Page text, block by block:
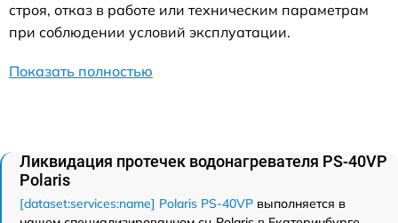
строя, отказ в работе или техническим параметрам
при соблюдении условий эксплуатации.
Показать полностью
Ликвидация протечек водонагревателя PS-40VP
Polaris
[dataset:services:name] Polaris PS-40VP выполняется в